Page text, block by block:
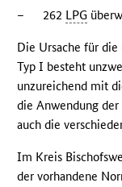
– 262 LPG
Die Ursache für
Typ I besteht
unzureichend mit
die Anwendung
auch die
Im Kreis
der vorhandene